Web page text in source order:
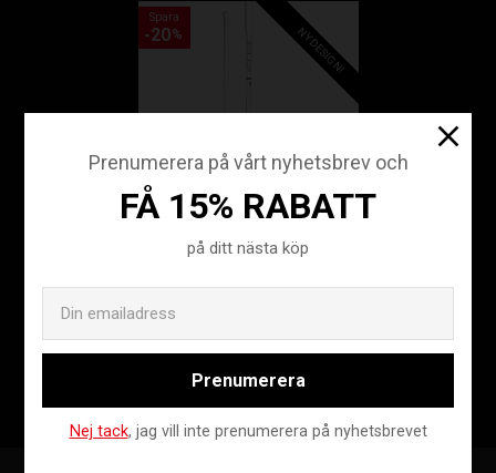
JOLLY WHITE 25
1 039KR1 299KR
Spara
20% NY DESIGN!
Prenumerera på vårt nyhetsbrev och
FÅ 15% RABATT
på ditt nästa köp
Prenumerera
Nej tack, jag vill inte prenumerera på nyhetsbrevet